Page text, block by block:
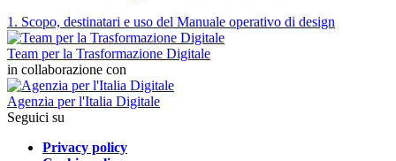
1. Scopo, destinatari e uso del Manuale operativo di design
Team per la Trasformazione Digitale
in collaborazione con
Agenzia per l'Italia Digitale
Seguici su
Privacy policy